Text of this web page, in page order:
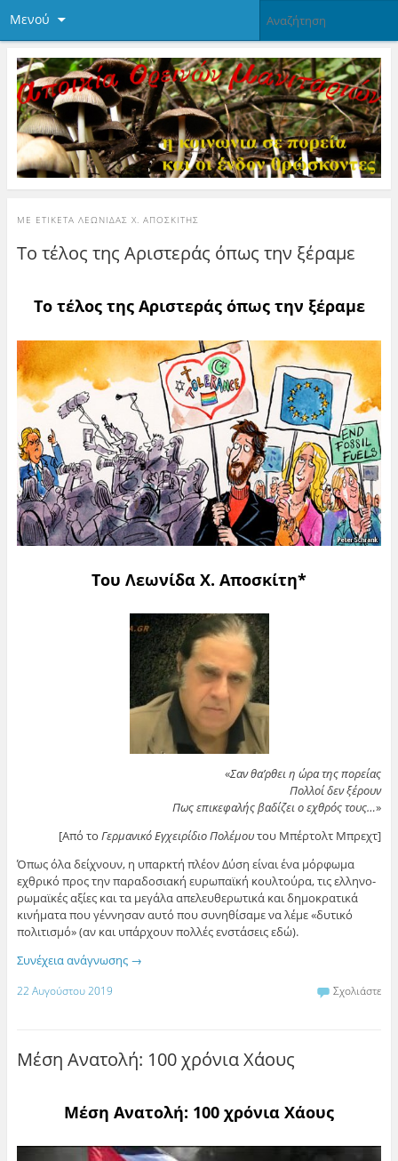
Μενού
ΜΕ ΕΤΙΚΈΤΑ ΛΕΩΝΊΔΑΣ Χ. ΑΠΟΣΚΊΤΗΣ
Το τέλος της Αριστεράς όπως την ξέραμε
Το τέλος της Αριστεράς όπως την ξέραμε
Του Λεωνίδα Χ. Αποσκίτη*
«Σαν θα’ρθει η ώρα της πορείας
Πολλοί δεν ξέρουν
Πως επικεφαλής βαδίζει ο εχθρός τους…»
[Από τοΓερμανικό Εγχειρίδιο Πολέμουτου Μπέρτολτ Μπρεχτ]
Όπως όλα δείχνουν, η υπαρκτή πλέον Δύση είναι ένα μόρφωμα
εχθρικό προς την παραδοσιακή ευρωπαϊκή κουλτούρα, τις ελληνο-
ρωμαϊκές αξίες και τα μεγάλα απελευθερωτικά και δημοκρατικά
κινήματα που γέννησαν αυτό που συνηθίσαμε να λέμε «δυτικό
πολιτισμό» (αν και υπάρχουν πολλές ενστάσεις εδώ).
Συνέχεια ανάγνωσης →
22 Αυγούστου 2019 Σχολιάστε
Μέση Ανατολή: 100 χρόνια Χάους
Μέση Ανατολή: 100 χρόνια Χάους